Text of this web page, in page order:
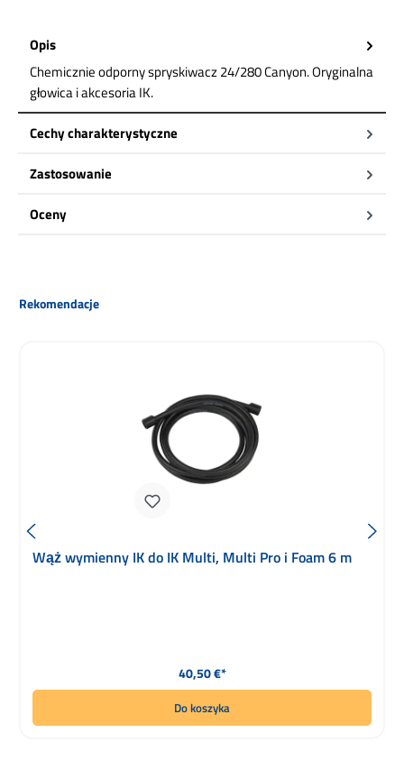
Opis
Chemicznie odporny spryskiwacz 24/280 Canyon. Oryginalna
głowica i akcesoria IK.
Cechy charakterystyczne
Zastosowanie
Oceny
Pomiń galerię produktów
Rekomendacje
Wąż wymienny IK do IK Multi, Multi Pro i Foam 6 m
Cena regularna:
40,50 €*
Do koszyka